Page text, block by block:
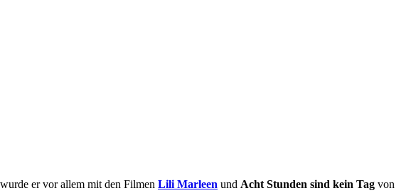
er vor allem mit den Filmen Lili Marleen und Acht Stunden sind kein Tag von